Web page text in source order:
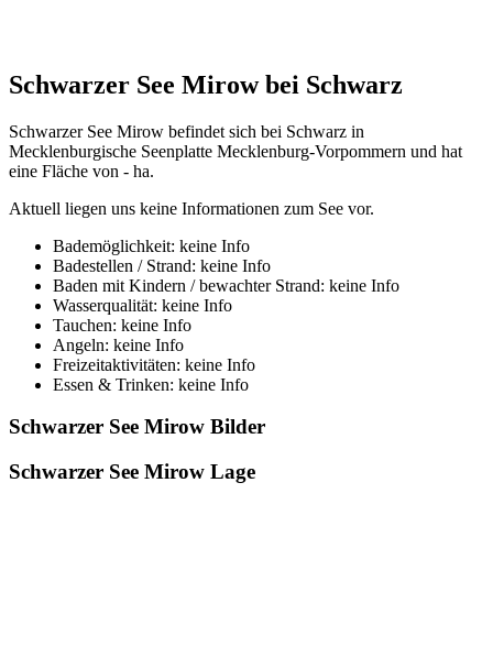
Schwarzer See Mirow bei Schwarz
Schwarzer See Mirow befindet sich bei Schwarz in
Mecklenburgische Seenplatte Mecklenburg-Vorpommern und hat
eine Fläche von - ha.
Aktuell liegen uns keine Informationen zum See vor.
Bademöglichkeit: keine Info
Badestellen / Strand: keine Info
Baden mit Kindern / bewachter Strand: keine Info
Wasserqualität: keine Info
Tauchen: keine Info
Angeln: keine Info
Freizeitaktivitäten: keine Info
Essen & Trinken: keine Info
Schwarzer See Mirow Bilder
Schwarzer See Mirow Lage